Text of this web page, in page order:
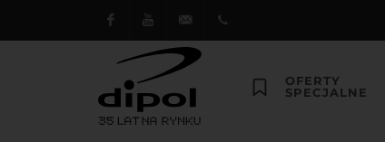
FacebookYoutube dipol@dipol.com.pl
OFERTY
SPECJALNE